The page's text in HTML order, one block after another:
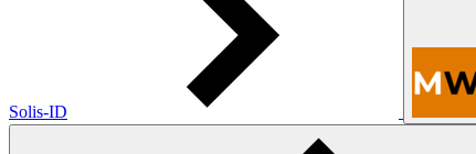
Solis-ID